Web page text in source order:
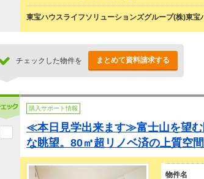
東宝ハウスライフソリューションズグループ(株)東宝
チェックした物件を まとめて資料請求する
購入サポート情報
≪本日見学出来ます≫富士山を望む
な眺望。80㎡超リノベ済の上質空間
物件名